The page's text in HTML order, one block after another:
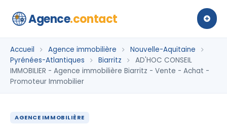
Agence.contact
Accueil Agence immobilière
Nouvelle-Aquitaine
Pyrénées-Atlantiques
Biarritz
AD'HOC CONSEIL
IMMOBILIER - Agence immobilière Biarritz - Vente - Achat -
Promoteur Immobilier
AGENCE IMMOBILIÈRE